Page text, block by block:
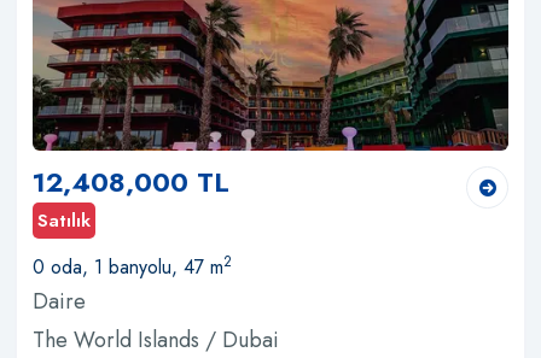
12,408,000 TL
Satılık
0 oda, 1 banyolu, 47 m2
Daire
The World Islands / Dubai